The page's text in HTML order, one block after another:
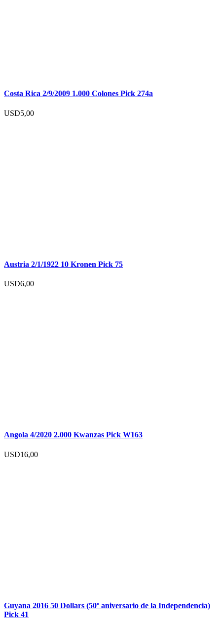
Costa Rica 2/9/2009 1.000 Colones Pick 274a
USD5,00
Austria 2/1/1922 10 Kronen Pick 75
USD6,00
Angola 4/2020 2.000 Kwanzas Pick W163
USD16,00
Guyana 2016 50 Dollars (50º aniversario de la Independencia)
Pick 41